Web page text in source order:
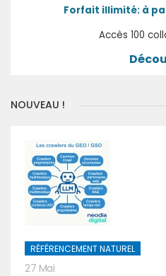
Forfait illimité: à
Accès 100
NOUVEAU !
RÉFÉRENCEMENT NATUREL
27 Mai